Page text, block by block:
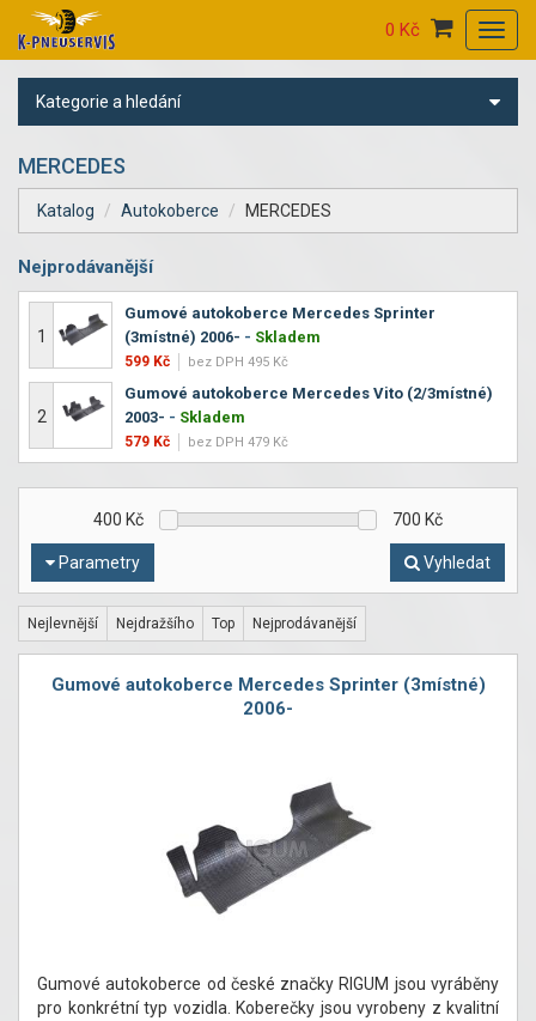
0 Kč
Kategorie a hledání
MERCEDES
Katalog Autokoberce MERCEDES
Nejprodávanější
Gumové autokoberce Mercedes Sprinter
(3místné) 2006- - Skladem
1
599 Kč bez DPH 495 Kč
Gumové autokoberce Mercedes Vito (2/3místné)
2003- - Skladem
2
579 Kč bez DPH 479 Kč
Parametry
400 Kč 700 Kč
Vyhledat
Nejlevnější Nejdražšího Top Nejprodávanější
Gumové autokoberce Mercedes Sprinter (3místné)
2006-
Gumové autokoberce od české značky RIGUM jsou vyráběny
pro konkrétní typ vozidla. Koberečky jsou vyrobeny z kvalitní